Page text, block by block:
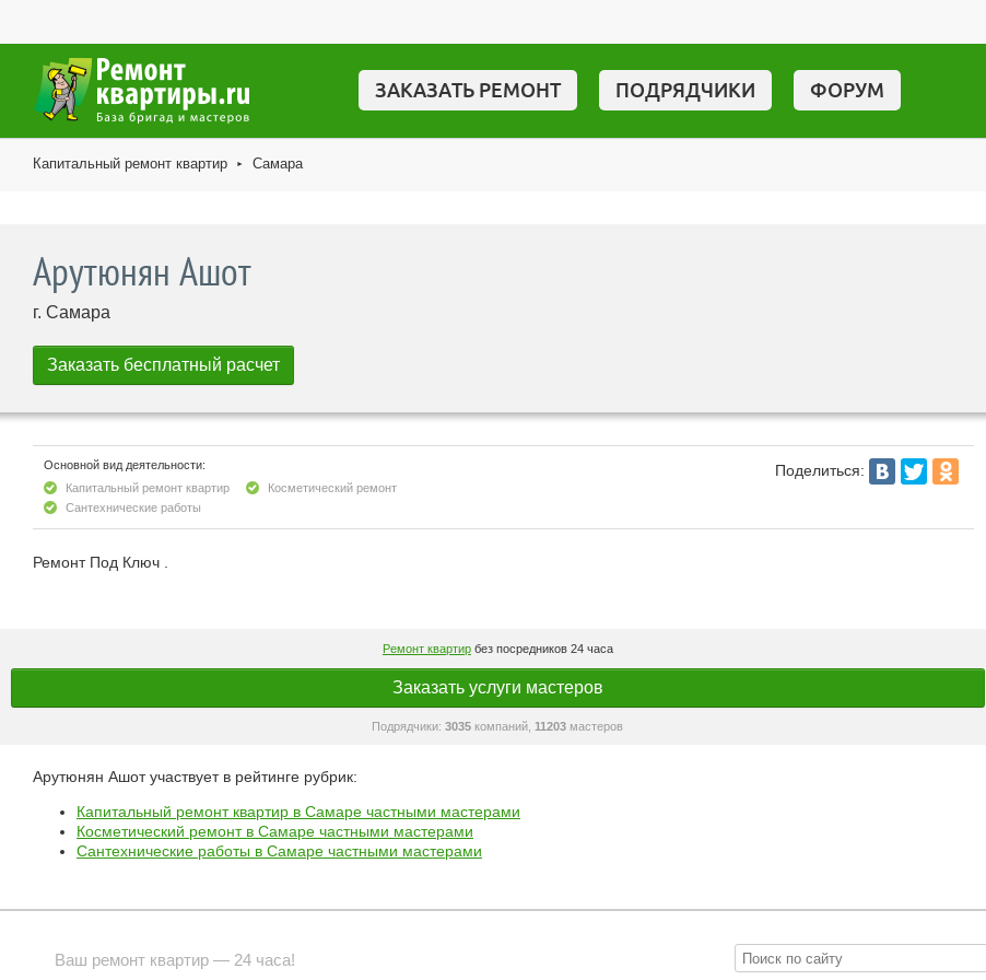
ЗАКАЗАТЬ РЕМОНТ ПОДРЯДЧИКИ ФОРУМ
Капитальный ремонт квартир ► Самара
Арутюнян Ашот
г. Самара
Основной вид деятельности:
Капитальный ремонт квартир
Косметический ремонт
Сантехнические работы
Поделиться:
Ремонт Под Ключ .
Ремонт квартирбез посредников 24 часа
Заказать услуги мастеров
Подрядчики:3035 компаний, 11203 мастеров
Арутюнян Ашот участвует в рейтинге рубрик:
Капитальный ремонт квартир в Самаре частными мастерами
Косметический ремонт в Самаре частными мастерами
Сантехнические работы в Самаре частными мастерами
Ваш ремонт квартир — 24 часа!